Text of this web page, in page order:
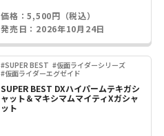
価格：5,500円（税込）
発売日：2026年10月24日
#SUPER BEST #仮面ライダーシリーズ
#仮面ライダーエグゼイド
SUPER BEST DXハイパームテキガシ
ャット＆マキシマムマイティXガシャ
ット